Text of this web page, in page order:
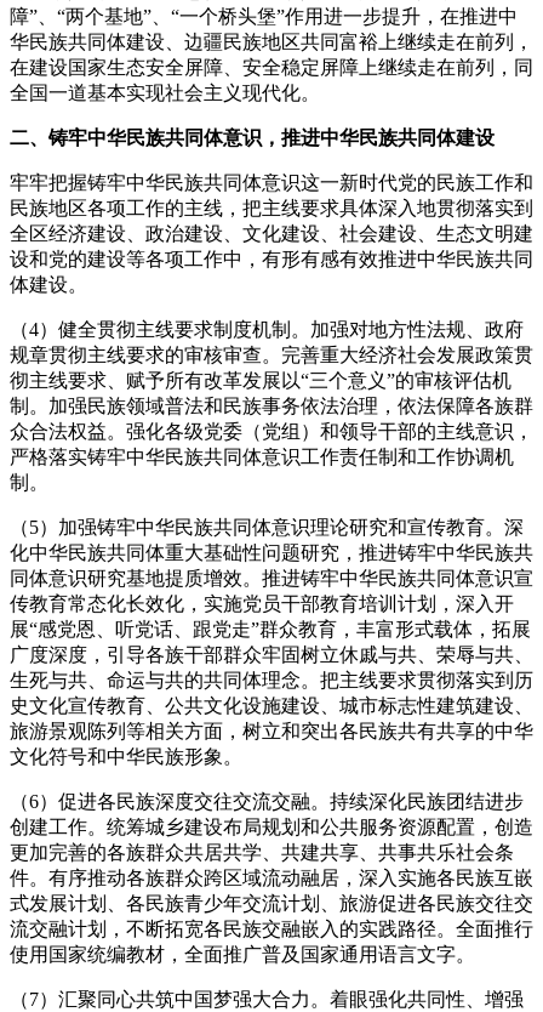
障”、“两个基地”、“一个桥头堡”作用进一步提升，在推进中
华民族共同体建设、边疆民族地区共同富裕上继续走在前列，
在建设国家生态安全屏障、安全稳定屏障上继续走在前列，同
全国一道基本实现社会主义现代化。
二、铸牢中华民族共同体意识，推进中华民族共同体建设
牢牢把握铸牢中华民族共同体意识这一新时代党的民族工作和
民族地区各项工作的主线，把主线要求具体深入地贯彻落实到
全区经济建设、政治建设、文化建设、社会建设、生态文明建
设和党的建设等各项工作中，有形有感有效推进中华民族共同
体建设。
（4）健全贯彻主线要求制度机制。加强对地方性法规、政府
规章贯彻主线要求的审核审查。完善重大经济社会发展政策贯
彻主线要求、赋予所有改革发展以“三个意义”的审核评估机
制。加强民族领域普法和民族事务依法治理，依法保障各族群
众合法权益。强化各级党委（党组）和领导干部的主线意识，
严格落实铸牢中华民族共同体意识工作责任制和工作协调机
制。
（5）加强铸牢中华民族共同体意识理论研究和宣传教育。深
化中华民族共同体重大基础性问题研究，推进铸牢中华民族共
同体意识研究基地提质增效。推进铸牢中华民族共同体意识宣
传教育常态化长效化，实施党员干部教育培训计划，深入开
展“感党恩、听党话、跟党走”群众教育，丰富形式载体，拓展
广度深度，引导各族干部群众牢固树立休戚与共、荣辱与共、
生死与共、命运与共的共同体理念。把主线要求贯彻落实到历
史文化宣传教育、公共文化设施建设、城市标志性建筑建设、
旅游景观陈列等相关方面，树立和突出各民族共有共享的中华
文化符号和中华民族形象。
（6）促进各民族深度交往交流交融。持续深化民族团结进步
创建工作。统筹城乡建设布局规划和公共服务资源配置，创造
更加完善的各族群众共居共学、共建共享、共事共乐社会条
件。有序推动各族群众跨区域流动融居，深入实施各民族互嵌
式发展计划、各民族青少年交流计划、旅游促进各民族交往交
流交融计划，不断拓宽各民族交融嵌入的实践路径。全面推行
使用国家统编教材，全面推广普及国家通用语言文字。
（7）汇聚同心共筑中国梦强大合力。着眼强化共同性、增强